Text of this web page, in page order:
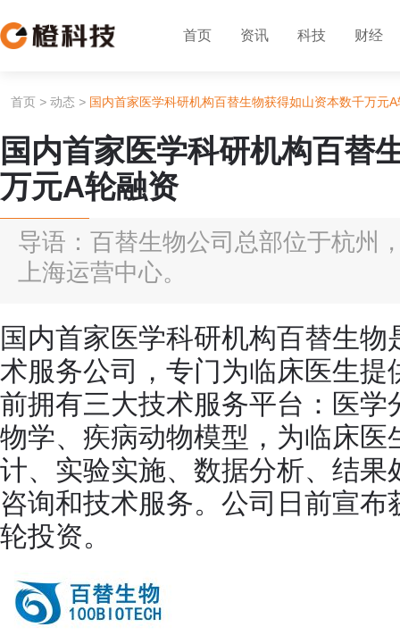
首页 资讯 科技 财经
首页 > 动态 > 国内首家医学科研机构百替生物获得如山资本数千万元
国内首家医学科研机构百替
万元A轮融资
导语：百替生物公司总部位于杭州
上海运营中心。
国内首家医学科研机构百替生
术服务公司，专门为临床医生
前拥有三大技术服务平台：医
物学、疾病动物模型，为临床
计、实验实施、数据分析、结
咨询和技术服务。公司日前宣
轮投资。